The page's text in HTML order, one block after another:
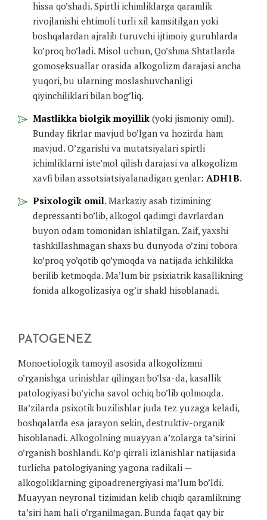
hissa qo’shadi. Spirtli ichimliklarga qaramlik
rivojlanishi ehtimoli turli xil kamsitilgan yoki
boshqalardan ajralib turuvchi ijtimoiy guruhlarda
ko’proq bo’ladi. Misol uchun, Qo’shma Shtatlarda
gomoseksuallar orasida alkogolizm darajasi ancha
yuqori, bu ularning moslashuvchanligi
qiyinchiliklari bilan bog’liq.
Mastlikka biolgik moyillik (yoki jismoniy omil).
Bunday fikrlar mavjud bo’lgan va hozirda ham
mavjud. O’zgarishi va mutatsiyalari spirtli
ichimliklarni iste’mol qilish darajasi va alkogolizm
xavfi bilan assotsiatsiyalanadigan genlar: ADH1B.
Psixologik omil. Markaziy asab tizimining
depressanti bo’lib, alkogol qadimgi davrlardan
buyon odam tomonidan ishlatilgan. Zaif, yaxshi
tashkillashmagan shaxs bu dunyoda o’zini tobora
ko’proq yo’qotib qo’ymoqda va natijada ichkilikka
berilib ketmoqda. Ma’lum bir psixiatrik kasallikning
fonida alkogolizasiya og’ir shakl hisoblanadi.
PATOGENEZ
Monoetiologik tamoyil asosida alkogolizmni
o’rganishga urinishlar qilingan bo’lsa-da, kasallik
patologiyasi bo’yicha savol ochiq bo’lib qolmoqda.
Ba’zilarda psixotik buzilishlar juda tez yuzaga keladi,
boshqalarda esa jarayon sekin, destruktiv-organik
hisoblanadi. Alkogolning muayyan a’zolarga ta’sirini
o’rganish boshlandi. Ko’p qirrali izlanishlar natijasida
turlicha patologiyaning yagona radikali —
alkogoliklarning gipoadrenergiyasi ma’lum bo’ldi.
Muayyan neyronal tizimidan kelib chiqib qaramlikning
ta’siri ham hali o’rganilmagan. Bunda faqat qay bir